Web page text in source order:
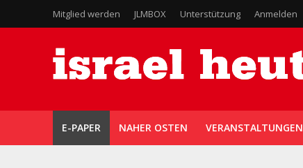
Mitglied werden JLMBOX Unterstützung Anmelden
E-PAPER NAHER OSTEN VERANSTALTUNGEN